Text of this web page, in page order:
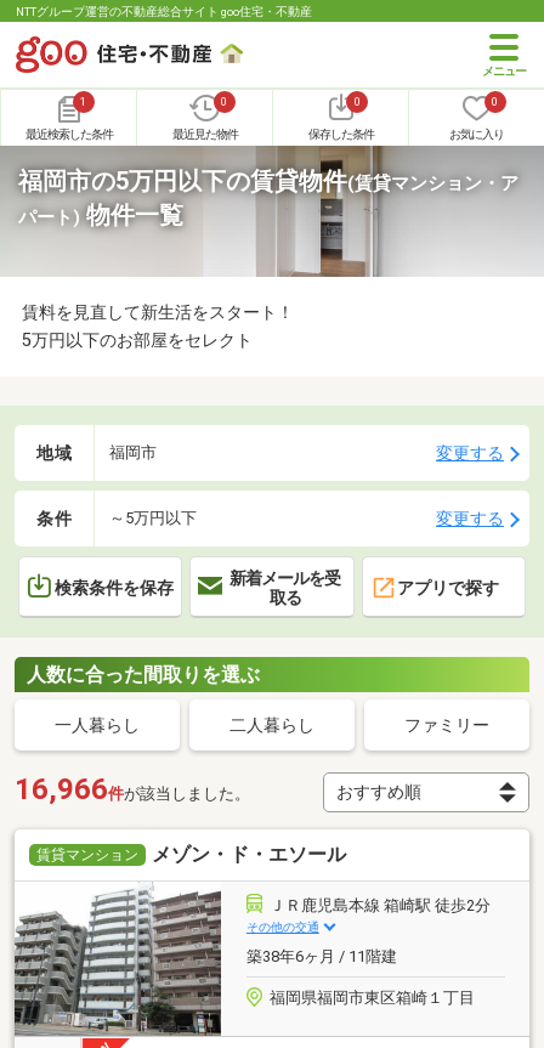
NTTグループ運営の不動産総合サイト goo住宅・不動産
1
最近検索した条件
0
最近見た物件
0
保存した条件
0
お気に入り
福岡市の5万円以下の賃貸物件(賃貸マンション・ア
パート) 物件一覧
賃料を見直して新生活をスタート！
5万円以下のお部屋をセレクト
地域 福岡市 変更する
条件 ～5万円以下 変更する
検索条件を保存
新着メールを受
取る
アプリで探す
人数に合った間取りを選ぶ
一人暮らし 二人暮らし ファミリー
16,966件が該当しました。
賃貸マンション メゾン・ド・エソール
ＪＲ鹿児島本線 箱崎駅 徒歩2分
その他の交通
築38年6ヶ月 / 11階建
福岡県福岡市東区箱崎１丁目